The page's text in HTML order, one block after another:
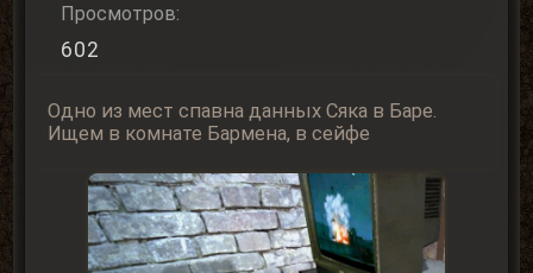
Просмотров:
602
Одно из мест спавна данных Сяка в Баре.
Ищем в комнате Бармена, в сейфе